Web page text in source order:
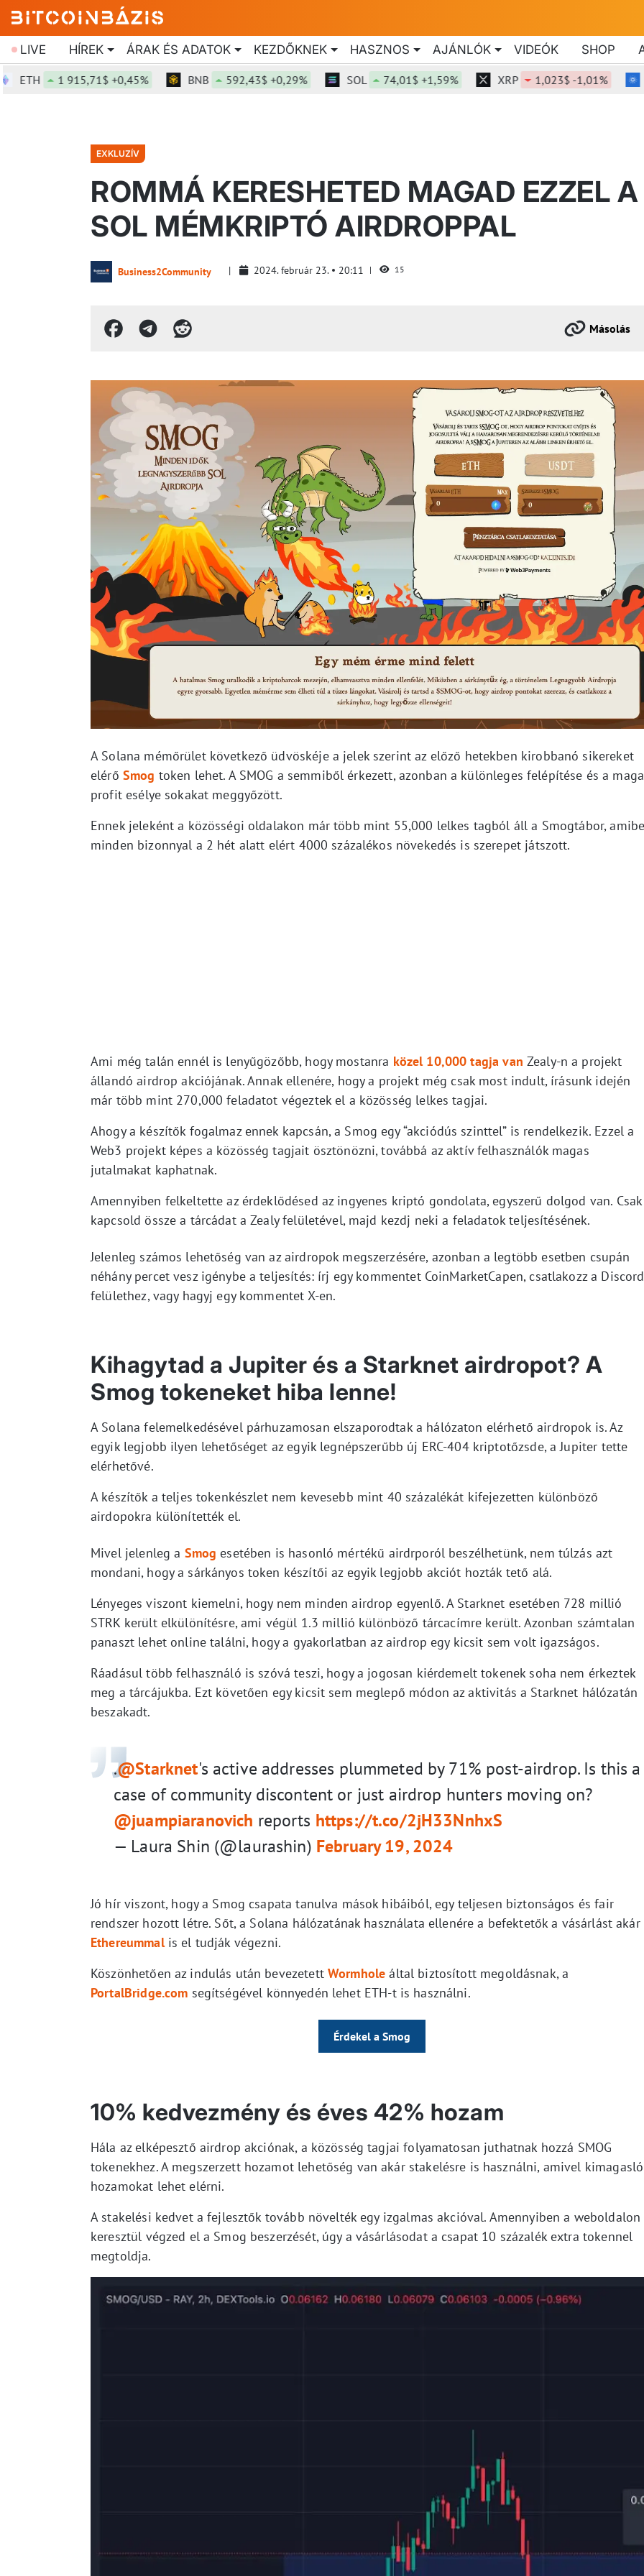
LIVE HÍREK ÁRAK ÉS ADATOK KEZDŐKNEK HASZNOS AJÁNLÓK VIDEÓK SHOP
1 915,71$ +0,45% BNB 592,43$ +0,29% SOL 74,01$ +1,59% XRP 1,023$ -1,01% ADA
EXKLUZÍV
ROMMÁ KERESHETED MAGAD EZZEL A
SOL MÉMKRIPTÓ AIRDROPPAL
Business2Community 2024. február 23. 20:11 15
Másolás
A Solana mémőrület következő üdvöskéje a jelek szerint az előző hetekben kirobbanó sikereket
elérő Smog token lehet. A SMOG a semmiből érkezett, azonban a különleges felépítése és a
profit esélye sokakat meggyőzött.
Ennek jeleként a közösségi oldalakon már több mint 55,000 lelkes tagból áll a Smogtábor,
minden bizonnyal a 2 hét alatt elért 4000 százalékos növekedés is szerepet játszott.
Ami még talán ennél is lenyűgözőbb, hogy mostanra közel 10,000 tagja van Zealy-n a projekt
állandó airdrop akciójának. Annak ellenére, hogy a projekt még csak most indult, írásunk idején
már több mint 270,000 feladatot végeztek el a közösség lelkes tagjai.
Ahogy a készítők fogalmaz ennek kapcsán, a Smog egy “akciódús szinttel” is rendelkezik. Ezzel a
Web3 projekt képes a közösség tagjait ösztönözni, továbbá az aktív felhasználók magas
jutalmakat kaphatnak.
Amennyiben felkeltette az érdeklődésed az ingyenes kriptó gondolata, egyszerű dolgod van. Csak
kapcsold össze a tárcádat a Zealy felületével, majd kezdj neki a feladatok teljesítésének.
Jelenleg számos lehetőség van az airdropok megszerzésére, azonban a legtöbb esetben csupán
néhány percet vesz igénybe a teljesítés: írj egy kommentet CoinMarketCapen, csatlakozz a Discord
felülethez, vagy hagyj egy kommentet X-en.
Kihagytad a Jupiter és a Starknet airdropot? A
Smog tokeneket hiba lenne!
A Solana felemelkedésével párhuzamosan elszaporodtak a hálózaton elérhető airdropok is. Az
egyik legjobb ilyen lehetőséget az egyik legnépszerűbb új ERC-404 kriptotőzsde, a Jupiter tette
elérhetővé.
A készítők a teljes tokenkészlet nem kevesebb mint 40 százalékát kifejezetten különböző
airdopokra különítették el.
Mivel jelenleg a Smog esetében is hasonló mértékű airdrporól beszélhetünk, nem túlzás azt
mondani, hogy a sárkányos token készítői az egyik legjobb akciót hozták tető alá.
Lényeges viszont kiemelni, hogy nem minden airdrop egyenlő. A Starknet esetében 728 millió
STRK került elkülönítésre, ami végül 1.3 millió különböző tárcacímre került. Azonban számtalan
panaszt lehet online találni, hogy a gyakorlatban az airdrop egy kicsit sem volt igazságos.
Ráadásul több felhasználó is szóvá teszi, hogy a jogosan kiérdemelt tokenek soha nem érkeztek
meg a tárcájukba. Ezt követően egy kicsit sem meglepő módon az aktivitás a Starknet hálózatán
beszakadt.
.@Starknet's active addresses plummeted by 71% post-airdrop. Is this a
case of community discontent or just airdrop hunters moving on?
@juampiaranovich reports https://t.co/2jH33NnhxS
— Laura Shin (@laurashin) February 19, 2024
Jó hír viszont, hogy a Smog csapata tanulva mások hibáiból, egy teljesen biztonságos és fair
rendszer hozott létre. Sőt, a Solana hálózatának használata ellenére a befektetők a vásárlást akár
Ethereummalis el tudják végezni.
Köszönhetően az indulás után bevezetett Wormhole által biztosított megoldásnak, a
PortalBridge.com segítségével könnyedén lehet ETH-t is használni.
Érdekel a Smog
10% kedvezmény és éves 42% hozam
Hála az elképesztő airdrop akciónak, a közösség tagjai folyamatosan juthatnak hozzá SMOG
tokenekhez. A megszerzett hozamot lehetőség van akár stakelésre is használni, amivel kimagasló
hozamokat lehet elérni.
A stakelési kedvet a fejlesztők tovább növelték egy izgalmas akcióval. Amennyiben a weboldalon
keresztül végzed el a Smog beszerzését, úgy a vásárlásodat a csapat 10 százalék extra tokennel
megtoldja.